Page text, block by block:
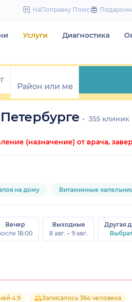
to
НаПоправку Плюс
Услуги Диагностика
355 клиник
(назначение) от врача,
на дому Витаминные
Вечер
18:00
Выходные
8 авг. – 9 авг.
Другая
4.9 Записалось 364 человека